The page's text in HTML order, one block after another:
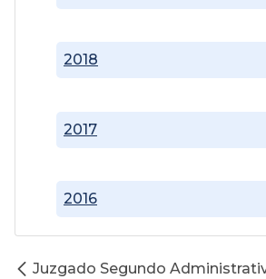
2016
2017
2018
Juzgado Segundo